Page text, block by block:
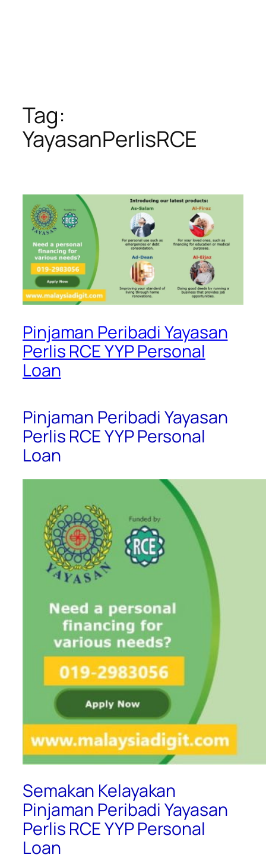
Tag:
YayasanPerlisRCE
Pinjaman Peribadi Yayasan
Perlis RCE YYP Personal
Loan
Pinjaman Peribadi Yayasan
Perlis RCE YYP Personal
Loan
Semakan Kelayakan
Pinjaman Peribadi Yayasan
Perlis RCE YYP Personal
Loan